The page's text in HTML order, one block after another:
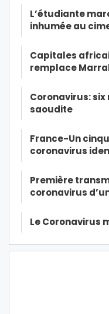
L’étudiante
inhumée au
Capitales
remplace
Coronavirus:
saoudite
France-Un
coronavirus
Première
coronavirus
Le Coronavirus